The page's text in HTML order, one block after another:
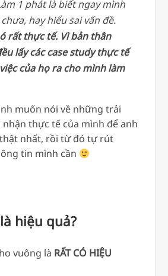
1 phát là biết ngay mình
hay hiểu sai vấn đề.
rất thực tế. Vì bản thân
lấy các case study thực tế
của họ ra cho mình làm
muốn nói về những trải
nhận thực tế của mình để anh
nhất, rồi từ đó tự rút
tin mình cần
hiệu quả?
vuông là RẤT CÓ HIỆU